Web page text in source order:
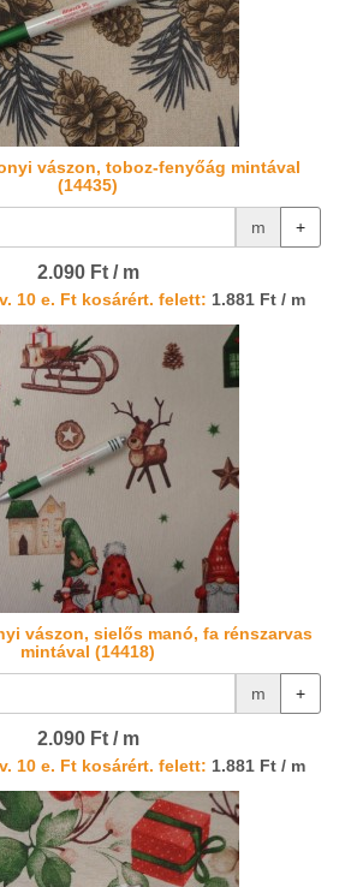
vászon, toboz-fenyőág mintával
(14435)
m +
2.090 Ft / m
10 e. Ft kosárért. felett: 1.881 Ft / m
vászon, sielős manó, fa rénszarvas
mintával (14418)
m +
2.090 Ft / m
10 e. Ft kosárért. felett: 1.881 Ft / m